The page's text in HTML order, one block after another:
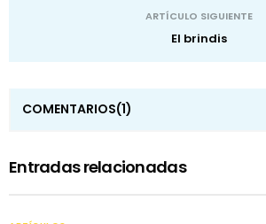
ARTÍCULO SIGUIENTE
El brindis
COMENTARIOS(1)
Entradas relacionadas